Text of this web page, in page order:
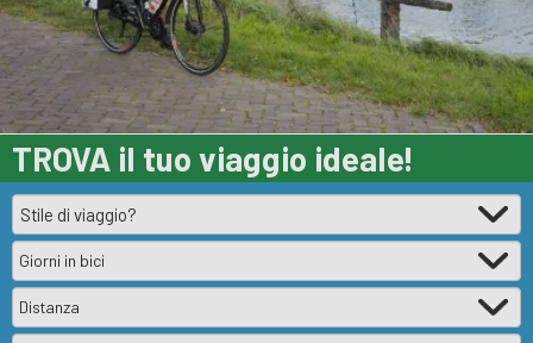
TROVA il tuo viaggio ideale!
Giorni in bici
Distanza